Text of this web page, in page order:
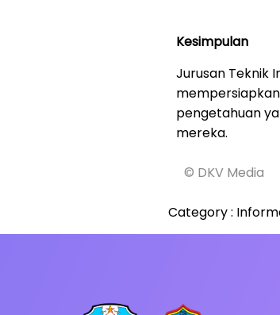
Kesimpulan
Jurusan Teknik
pengetahuan
mereka.
© DKV Media
Category :